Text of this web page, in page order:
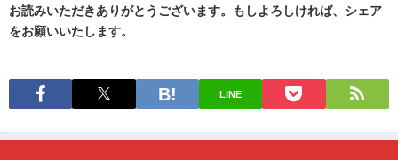
お読みいただきありがとうございます。もしよろしければ、シェア
をお願いいたします。
LINE